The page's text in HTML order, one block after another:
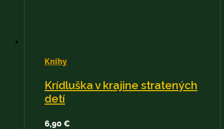
Knihy
Krídluška v krajine stratených
detí
6,90 €